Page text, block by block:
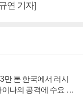
연 기자]
만 톤 한국에서 러시
나의 공격에 수요 늘